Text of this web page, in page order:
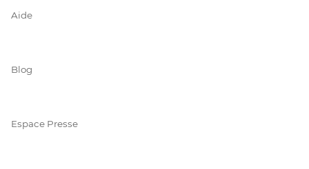
Aide
Blog
Espace Presse